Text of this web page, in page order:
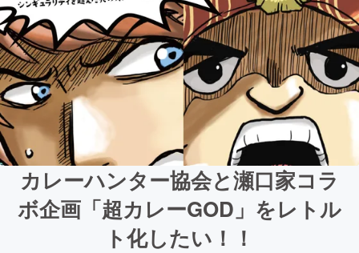
カレーハンター協会と瀬口家コラ
ボ企画「超カレーGOD」をレトル
ト化したい！！